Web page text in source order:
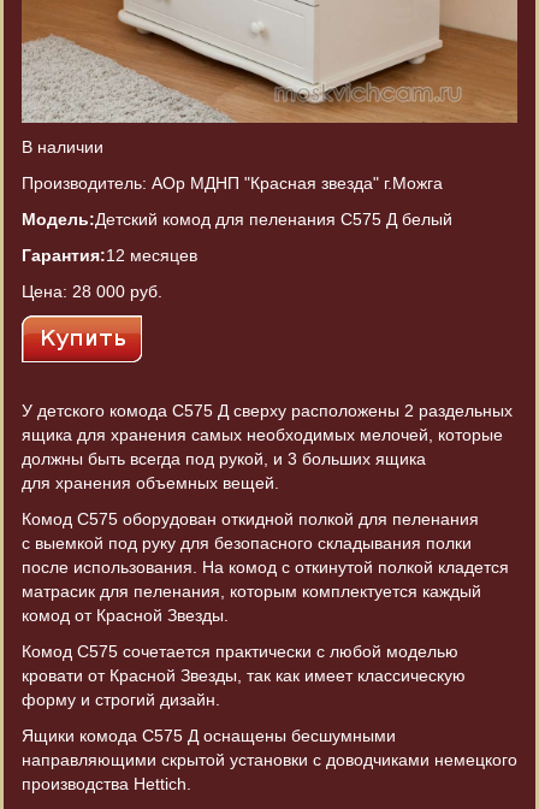
В наличии
Производитель: АОр МДНП "Красная звезда" г.Можга
Модель:Детский комод для пеленания С575 Д белый
Гарантия:12 месяцев
Цена: 28 000 руб.
У детского комода С575 Д сверху расположены 2 раздельных
ящика для хранения самых необходимых мелочей, которые
должны быть всегда под рукой, и 3 больших ящика
для хранения объемных вещей.
Комод С575 оборудован откидной полкой для пеленания
с выемкой под руку для безопасного складывания полки
после использования. На комод с откинутой полкой кладется
матрасик для пеленания, которым комплектуется каждый
комод от Красной Звезды.
Комод С575 сочетается практически с любой моделью
кровати от Красной Звезды, так как имеет классическую
форму и строгий дизайн.
Ящики комода С575 Д оснащены бесшумными
направляющими скрытой установки с доводчиками немецкого
производства Hettich.